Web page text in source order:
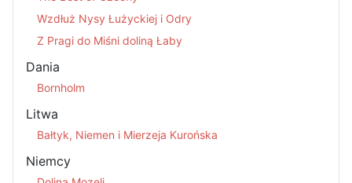
Wzdłuż Nysy Łużyckiej i Odry
Z Pragi do Miśni doliną Łaby
Dania
Bornholm
Litwa
Bałtyk, Niemen i Mierzeja Kurońska
Niemcy